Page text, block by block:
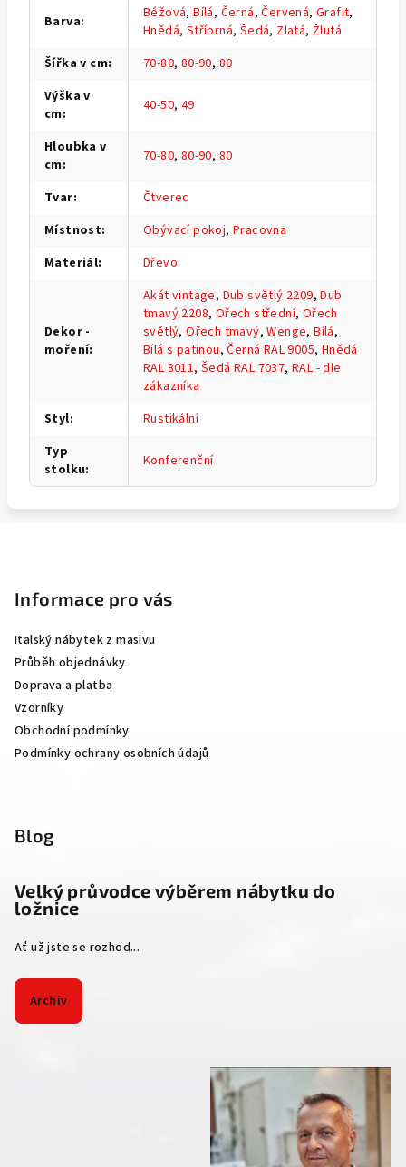
Barva: Béžová,Bílá, Černá,Červená,Grafit,
Hnědá, Stříbrná, Šedá, Zlatá, Žlutá
Šířka v cm: 70-80, 80-90, 80
Výška v
cm: 40-50, 49
Hloubka v
cm: 70-80, 80-90, 80
Tvar:
Čtverec
Místnost: Obývací pokoj,Pracovna
Materiál: Dřevo
Dekor -
moření:
Akát vintage, Dub světlý 2209,Dub
tmavý 2208, Ořech střední, Ořech
světlý,Ořech tmavý,Wenge,Bílá,
Bílá s patinou,Černá RAL 9005, Hnědá
RAL 8011,Šedá RAL 7037,RAL - dle
zákazníka
Styl:
Rustikální
Typ
stolku: Konferenční
Informace pro vás
Italský nábytek z masivu
Průběh objednávky
Doprava a platba
Vzorníky
Obchodní podmínky
Podmínky ochrany osobních údajů
Blog
Velký průvodce výběrem nábytku do
ložnice
Ať už jste se rozhod...
Archiv